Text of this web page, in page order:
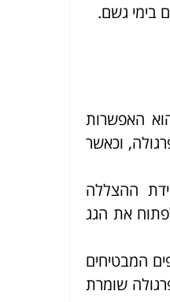
בימי גשם.
האפשרות
וכאשר
ההצללה
את הגג
המבטיחים
שומרת